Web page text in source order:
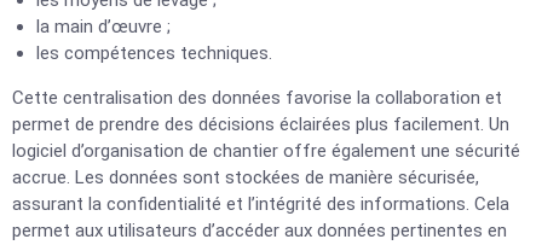
la main d’œuvre ;
les compétences techniques.
Cette centralisation des données favorise la collaboration et
permet de prendre des décisions éclairées plus facilement. Un
logiciel d’organisation de chantier offre également une sécurité
accrue. Les données sont stockées de manière sécurisée,
assurant la confidentialité et l’intégrité des informations. Cela
permet aux utilisateurs d’accéder aux données pertinentes en